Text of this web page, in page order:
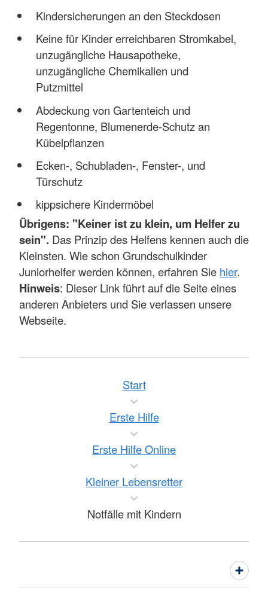
Kindersicherungen an den Steckdosen
Keine für Kinder erreichbaren Stromkabel,
unzugängliche Hausapotheke,
unzugängliche Chemikalien und
Putzmittel
Abdeckung von Gartenteich und
Regentonne, Blumenerde-Schutz an
Kübelpflanzen
Ecken-, Schubladen-, Fenster-, und
Türschutz
kippsichere Kindermöbel
Übrigens: "Keiner ist zu klein, um Helfer zu
sein". Das Prinzip des Helfens kennen auch die
Kleinsten. Wie schon Grundschulkinder
Juniorhelfer werden können, erfahren Sie hier.
Hinweis: Dieser Link führt auf die Seite eines
anderen Anbieters und Sie verlassen unsere
Webseite.
Start
Erste Hilfe
Erste Hilfe Online
Kleiner Lebensretter
Notfälle mit Kindern